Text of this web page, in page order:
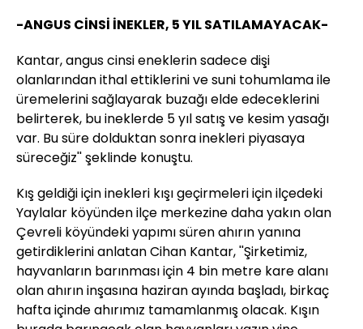
-ANGUS CİNSİ İNEKLER, 5 YIL SATILAMAYACAK-
Kantar, angus cinsi eneklerin sadece dişi
olanlarından ithal ettiklerini ve suni tohumlama ile
üremelerini sağlayarak buzağı elde edeceklerini
belirterek, bu ineklerde 5 yıl satış ve kesim yasağı
var. Bu süre dolduktan sonra inekleri piyasaya
süreceğiz'' şeklinde konuştu.
Kış geldiği için inekleri kışı geçirmeleri için ilçedeki
Yaylalar köyünden ilçe merkezine daha yakın olan
Çevreli köyündeki yapımı süren ahırın yanına
getirdiklerini anlatan Cihan Kantar, ''Şirketimiz,
hayvanların barınması için 4 bin metre kare alanı
olan ahırın inşasına haziran ayında başladı, birkaç
hafta içinde ahırımız tamamlanmış olacak. Kışın